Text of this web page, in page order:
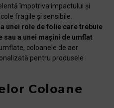
împotriva impactului și
fragile și sensibile.
unei role de folie care trebuie
a unei mașini de umflat
coloanele de aer
pentru produsele
Coloane